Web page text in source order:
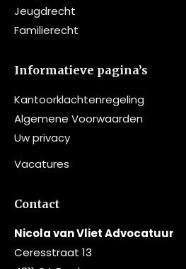
Jeugdrecht
Familierecht
Informatieve pagina’s
Kantoorklachtenregeling
Algemene Voorwaarden
Uw privacy
Vacatures
Contact
Nicola van Vliet Advocatuur
Ceresstraat 13